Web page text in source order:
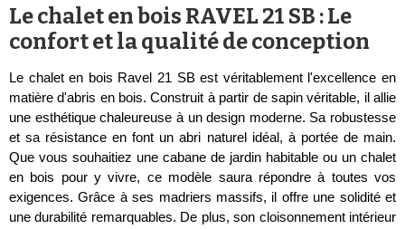
Le chalet en bois RAVEL 21 SB : Le
confort et la qualité de conception
Le chalet en bois Ravel 21 SB est véritablement l'excellence en
matière d'abris en bois. Construit à partir de sapin véritable, il allie
une esthétique chaleureuse à un design moderne. Sa robustesse
et sa résistance en font un abri naturel idéal, à portée de main.
Que vous souhaitiez une cabane de jardin habitable ou un chalet
en bois pour y vivre, ce modèle saura répondre à toutes vos
exigences. Grâce à ses madriers massifs, il offre une solidité et
une durabilité remarquables. De plus, son cloisonnement intérieur